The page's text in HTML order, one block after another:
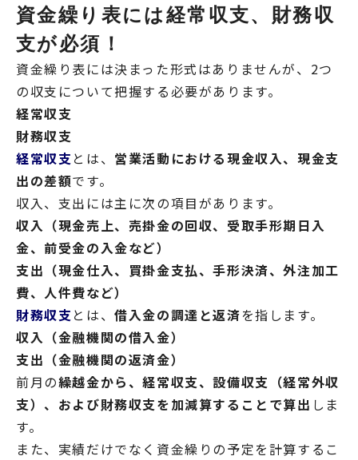
資金繰り表には経常収支、財務収
支が必須！
資金繰り表には決まった形式はありませんが、2つ
の収支について把握する必要があります。
経常収支
財務収支
経常収支とは、 営業活動における現金収入、現金支
出の差額です。
収入、支出には主に次の項目があります。
収入（現金売上、売掛金の回収、受取手形期日入
金、前受金の入金など）
支出（現金仕入、買掛金支払、手形決済、外注加工
費、人件費など）
財務収支とは、借入金の調達と返済を指します。
収入（金融機関の借入金）
支出（金融機関の返済金）
前月の繰越金から、経常収支、設備収支（経常外収
支）、および財務収支を加減算することで算出 しま
す。
また、実績だけでなく資金繰りの予定を計算するこ